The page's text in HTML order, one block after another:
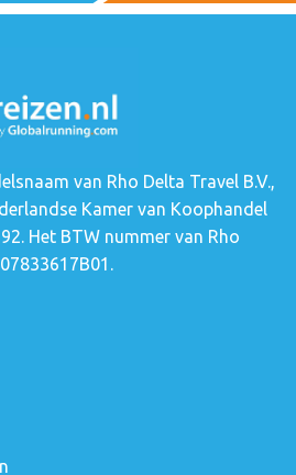
van Rho Delta Travel B.V.,
Kamer van Koophandel
Het BTW nummer van Rho